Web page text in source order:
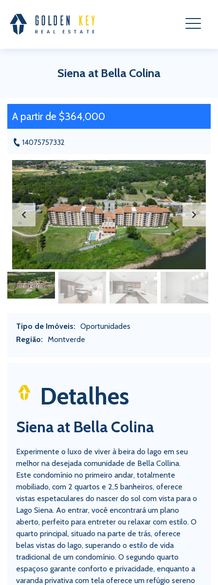
Siena at Bella Colina
A partir de $364,000
14075757332
Tipo de Imóveis: Oportunidades
Região: Montverde
Detalhes
Siena at Bella Colina
Experimente o luxo de viver à beira do lago em seu
melhor na desejada comunidade de Bella Collina.
Este condomínio no primeiro andar, totalmente
mobiliado, com 2 quartos e 2,5 banheiros, oferece
vistas espetaculares do nascer do sol com vista para o
Lago Siena. Ao entrar, você encontrará um plano
aberto, perfeito para entreter ou relaxar com estilo. O
quarto principal, situado na parte de trás, oferece
belas vistas do lago, superando o estilo de vida
tradicional de um condomínio. O segundo quarto
espaçoso garante conforto e privacidade, enquanto a
varanda privativa com tela oferece um refúgio sereno